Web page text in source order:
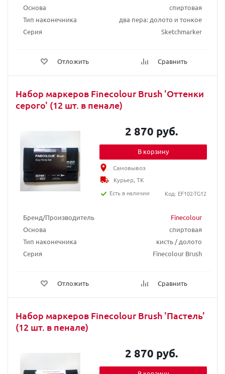
Основа
спиртовая
Тип наконечника
два пера: долото и тонкое
Серия
Sketchmarker
Отложить Сравнить
Набор маркеров Finecolour Brush 'Оттенки
серого' (12 шт. в пенале)
Бренд/Производитель
Finecolour
Основа
спиртовая
Тип наконечника
кисть / долото
Серия
Finecolour Brush
Отложить Сравнить
2 870 руб.
В корзину
Самовывоз
Курьер, ТК
Есть в наличии
Код: EF102-TG12
Набор маркеров Finecolour Brush 'Пастель'
(12 шт. в пенале)
2 870 руб.